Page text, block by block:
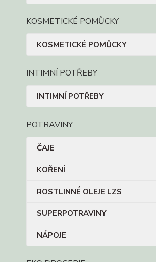
KOSMETICKÉ POMŮCKY
KOSMETICKÉ POMŮCKY
INTIMNÍ POTŘEBY
INTIMNÍ POTŘEBY
POTRAVINY
ČAJE
KOŘENÍ
ROSTLINNÉ OLEJE LZS
SUPERPOTRAVINY
NÁPOJE